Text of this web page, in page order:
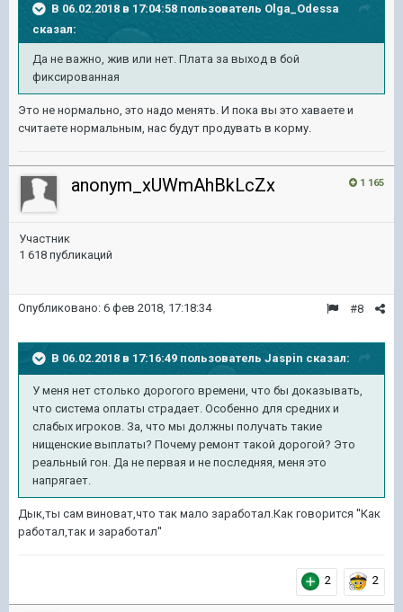
В 06.02.2018 в 17:04:58 пользователь Olga_Odessa
сказал:
Да не важно, жив или нет. Плата за выход в бой
фиксированная
Это не нормально, это надо менять. И пока вы это хаваете и
считаете нормальным, нас будут продувать в корму.
1 165
anonym_xUWmAhBkLcZx
Участник
1 618 публикаций
#8
Опубликовано: 6 фев 2018, 17:18:34
В 06.02.2018 в 17:16:49 пользователь Jaspin сказал:
У меня нет столько дорогого времени, что бы доказывать,
что система оплаты страдает. Особенно для средних и
слабых игроков. За, что мы должны получать такие
нищенские выплаты? Почему ремонт такой дорогой? Это
реальный гон. Да не первая и не последняя, меня это
напрягает.
Дык,ты сам виноват,что так мало заработал.Как говорится ''Как
работал,так и заработал''
2 2